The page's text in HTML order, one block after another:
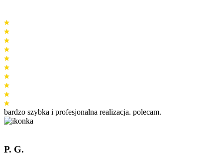
bardzo szybka i profesjonalna realizacja. polecam.
P. G.